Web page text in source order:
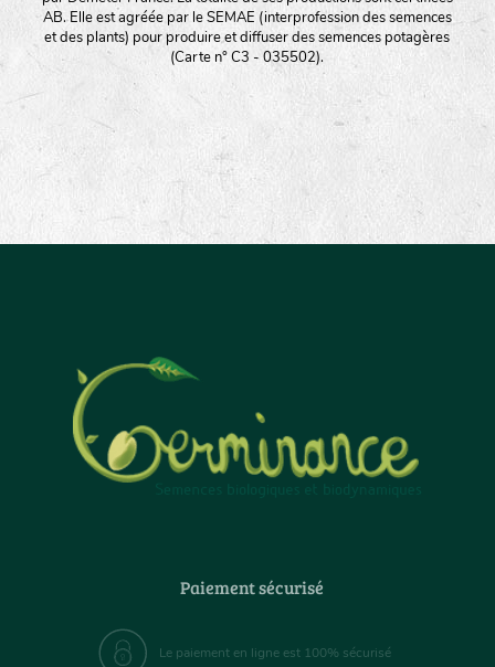
AB. Elle est agréée par le SEMAE (interprofession des semences
et des plants) pour produire et diffuser des semences potagères
(Carte n° C3 - 035502).
Paiement sécurisé
Le paiement en ligne est 100% sécurisé